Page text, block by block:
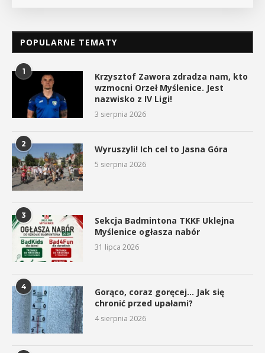
POPULARNE TEMATY
1
Krzysztof Zawora zdradza nam, kto
wzmocni Orzeł Myślenice. Jest
nazwisko z IV Ligi!
3 sierpnia 2026
2 Wyruszyli! Ich cel to Jasna Góra
5 sierpnia 2026
3
Sekcja Badmintona TKKF Uklejna
Myślenice ogłasza nabór
31 lipca 2026
4
Gorąco, coraz goręcej… Jak się
chronić przed upałami?
4 sierpnia 2026